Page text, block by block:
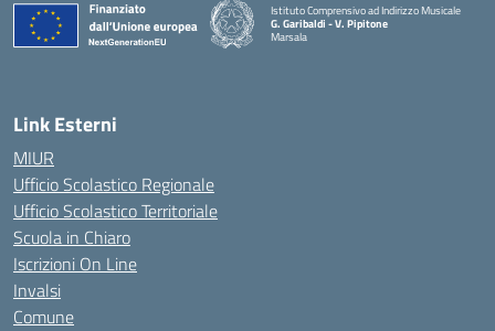
Istituto Comprensivo ad Indirizzo Musicale
G. Garibaldi - V. Pipitone
Marsala
Link Esterni
MIUR
Ufficio Scolastico Regionale
Ufficio Scolastico Territoriale
Scuola in Chiaro
Iscrizioni On Line
Invalsi
Comune